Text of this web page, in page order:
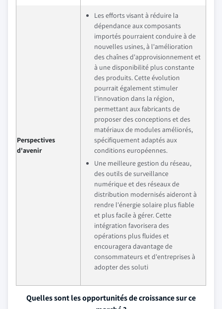
Perspectives
d'avenir
Les efforts visant à réduire la
dépendance aux composants
importés pourraient conduire à de
nouvelles usines, à l'amélioration
des chaînes d'approvisionnement et
à une disponibilité plus constante
des produits. Cette évolution
pourrait également stimuler
l'innovation dans la région,
permettant aux fabricants de
proposer des conceptions et des
matériaux de modules améliorés,
spécifiquement adaptés aux
conditions européennes.
Une meilleure gestion du réseau,
des outils de surveillance
numérique et des réseaux de
distribution modernisés aideront à
rendre l'énergie solaire plus fiable
et plus facile à gérer. Cette
intégration favorisera des
opérations plus fluides et
encouragera davantage de
consommateurs et d'entreprises à
adopter des soluti
Quelles sont les opportunités de croissance sur ce